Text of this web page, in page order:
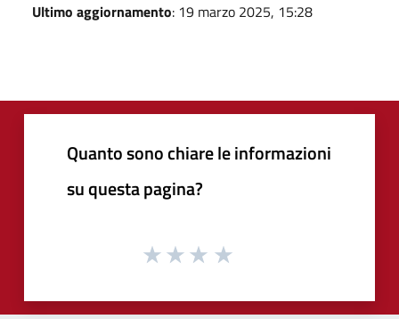
Ultimo aggiornamento: 19 marzo 2025, 15:28
Quanto sono chiare le informazioni
su questa pagina?